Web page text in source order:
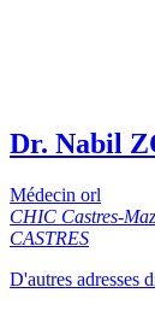
Dr. Nabil
Médecin orl
CHIC Castres-
CASTRES
D'autres adresses